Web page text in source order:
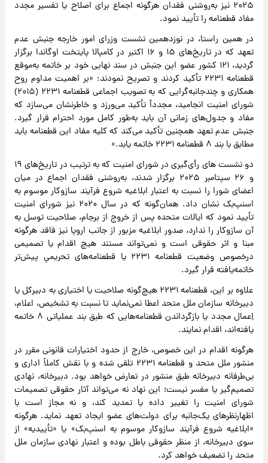
۲۰۲۵ نیز به‌روشنی فقدان هرگونه اجماع برای اصلاح یا تفسیر مجدد
مفاد قطعنامه را تأیید نمود.
در همین راستا، در نوزدهمین نشست وزرای امور خارجه جنبش عدم
تعهد که در تاریخ‌های ۱۵ و ۱۶ اکتبر در کامپالا پایتخت اوگاندا برگزار
گردید، ۱۲۱ کشور عضو این جنبش در سند نهایی خود بر خاتمه به‌موقع
قطعنامه ۲۲۳۱ تأکید کردند و تصریح نمودند: «بر اهمیت مداوم روح
همکاری و چندجانبه‌گرایی که به تصویب اجماعی قطعنامه ۲۲۳۱ (۲۰۱۵)
شورای امنیت انجامید، مجدداً تأکید می‌ورزد و خاطرنشان می‌سازد که
مفاد و جدول‌های زمانی آن باید به‌طور کامل مورد احترام قرار گیرد.
جنبش عدم تعهد همچنین تأکید می‌کند که کلیه مفاد این قطعنامه باید
مطابق با بند ۸ قطعنامه ۲۲۳۱ خاتمه یابد.»
دو نشست های رأی‌گیری در شورای امنیت که به ترتیب در تاریخ‌های ۱۹
و ۲۶ سپتامبر ۲۰۲۵ برگزار شدند، به‌روشنی فقدان اجماع در میان
اعضای شورا را نسبت به اعتبار ابلاغیه شروع فرآیند سازوکار موسوم به
اسنپ‌بک نشان داد. همان‌گونه که در سال ۲۰۲۰ نیز شورای امنیت
تأیید نمود که ایالات متحده پس از خروج از برجام، صلاحیت توسل به
آن سازوکار را ندارد، صدور ابلاغیه مزبور از جانب اروپا نیز فاقد هرگونه
مبنا و اثر حقوقی است و نمی‌تواند مستند هیچ اقدام یا تصمیمی
درخصوص وضعیت قطعنامه ۲۲۳۱ یا قطعنامه‌های تحریمیِ پیش‌تر
خاتمه‌یافته قرار گیرد.
علاوه بر این، قطعنامه ۲۲۳۱ هیچ‌گونه صلاحیت یا اختیاری به دبیرکل یا
دبیرخانه سازمان ملل متحد اعطا نمی‌نماید تا نسبت به تشخیص، اعلام،
اِعمال مجدد یا بازگرداندن قطعنامه‌هایی که طبق بند عملیاتی ۸ خاتمه
یافته‌اند، اقدام نمایند.
هرگونه اقدام در این خصوص، خارج از حدود اختیارات قانونی مقرر در
منشور ملل متحد و قطعنامه ۲۲۳۱ تلقی شده و با نقش کاملاً اداری و
بی‌طرفانه دبیرخانه طبق منشور در تعارض خواهد بود. دبیرخانه، نهادی
تصمیم‌گیر یا مفسر نیست؛ این نهاد نه می‌تواند آثار حقوقی تصمیمات
شورای امنیت را تغییر داده یا تمدید کند، و نه مجاز است با
اظهارنظرهای یک‌جانبه برای دولت‌های عضو ایجاد تعهد نماید. هرگونه
«ابلاغیه شروع فرآیند سازوکار موسوم به اسنپ‌بک» یا «تأییدیه» از
سوی دبیرخانه، از منظر حقوقی باطل بوده و اعتبار نهادی سازمان ملل
متحد را تضعیف خواهد کرد.